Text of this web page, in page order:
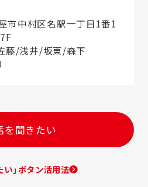
市中村区名駅一丁目1番1
藤/浅井/坂東/森下
を聞きたい
い」ボタン活用法